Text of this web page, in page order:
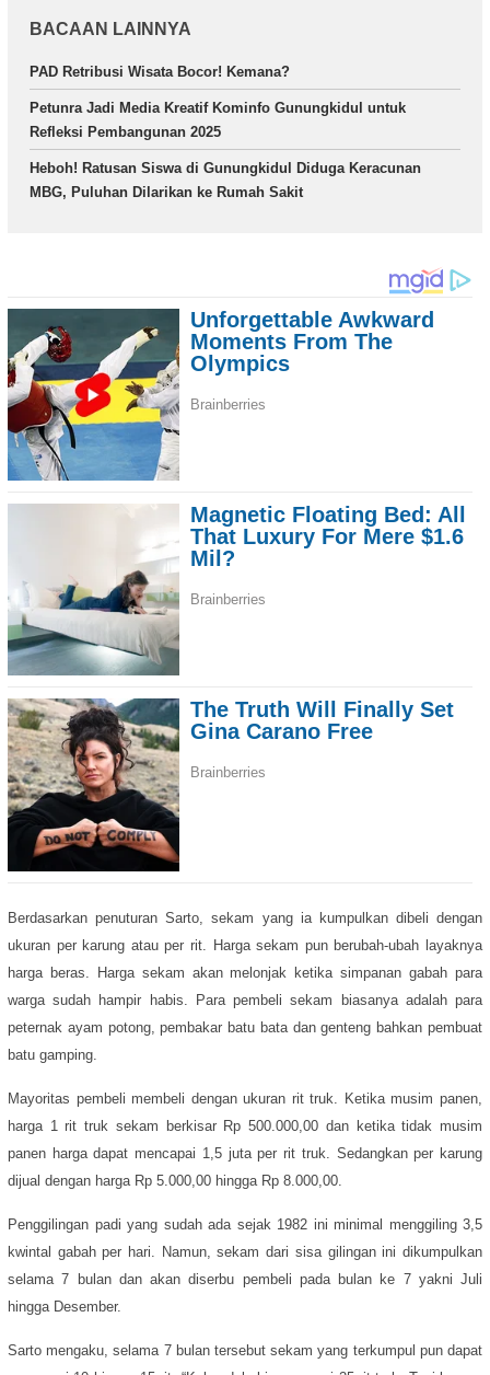
BACAAN LAINNYA
PAD Retribusi Wisata Bocor! Kemana?
Petunra Jadi Media Kreatif Kominfo Gunungkidul untuk
Refleksi Pembangunan 2025
Heboh! Ratusan Siswa di Gunungkidul Diduga Keracunan
MBG, Puluhan Dilarikan ke Rumah Sakit
Berdasarkan penuturan Sarto, sekam yang ia kumpulkan dibeli dengan
ukuran per karung atau per rit. Harga sekam pun berubah-ubah layaknya
harga beras. Harga sekam akan melonjak ketika simpanan gabah para
warga sudah hampir habis. Para pembeli sekam biasanya adalah para
peternak ayam potong, pembakar batu bata dan genteng bahkan pembuat
batu gamping.
Mayoritas pembeli membeli dengan ukuran rit truk. Ketika musim panen,
harga 1 rit truk sekam berkisar Rp 500.000,00 dan ketika tidak musim
panen harga dapat mencapai 1,5 juta per rit truk. Sedangkan per karung
dijual dengan harga Rp 5.000,00 hingga Rp 8.000,00.
Penggilingan padi yang sudah ada sejak 1982 ini minimal menggiling 3,5
kwintal gabah per hari. Namun, sekam dari sisa gilingan ini dikumpulkan
selama 7 bulan dan akan diserbu pembeli pada bulan ke 7 yakni Juli
hingga Desember.
Sarto mengaku, selama 7 bulan tersebut sekam yang terkumpul pun dapat